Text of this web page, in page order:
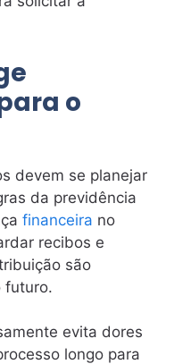
o
devem se planejar
da previdência
financeira no
recibos e
são
futuro.
evita dores
longo para